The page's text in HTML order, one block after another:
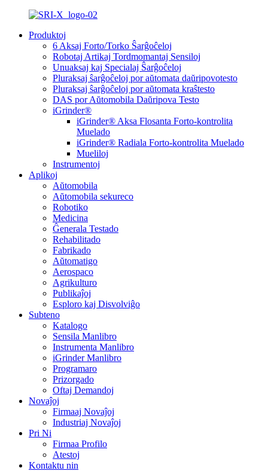
Produktoj
6 Aksaj Forto/Torko Ŝarĝoĉeloj
Robotaj Artikaj Tordmomantaj Sensiloj
Unuaksaj kaj Specialaj Ŝarĝoĉeloj
Pluraksaj ŝarĝoĉeloj por aŭtomata daŭripovotesto
Pluraksaj ŝarĝoĉeloj por aŭtomata kraŝtesto
DAS por Aŭtomobila Daŭripova Testo
iGrinder®
iGrinder® Aksa Flosanta Forto-kontrolita
Muelado
iGrinder® Radiala Forto-kontrolita Muelado
Mueliloj
Instrumentoj
Aplikoj
Aŭtomobila
Aŭtomobila sekureco
Robotiko
Medicina
Ĝenerala Testado
Rehabilitado
Fabrikado
Aŭtomatigo
Aerospaco
Agrikulturo
Publikaĵoj
Esploro kaj Disvolviĝo
Subteno
Katalogo
Sensila Manlibro
Instrumenta Manlibro
iGrinder Manlibro
Programaro
Prizorgado
Oftaj Demandoj
Novaĵoj
Firmaaj Novaĵoj
Industriaj Novaĵoj
Pri Ni
Firmaa Profilo
Atestoj
Kontaktu nin